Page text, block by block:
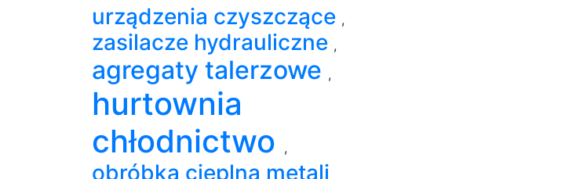
urządzenia czyszczące ,
zasilacze hydrauliczne ,
agregaty talerzowe ,
hurtownia
chłodnictwo
,
obróbka cieplna metali ,